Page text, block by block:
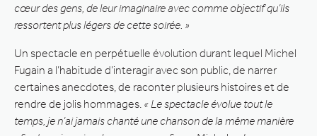
cœur des gens, de leur imaginaire avec comme objectif qu’ils
ressortent plus légers de cette soirée. »
Un spectacle en perpétuelle évolution durant lequel Michel
Fugain a l’habitude d’interagir avec son public, de narrer
certaines anecdotes, de raconter plusieurs histoires et de
rendre de jolis hommages. « Le spectacle évolue tout le
temps, je n’ai jamais chanté une chanson de la même manière